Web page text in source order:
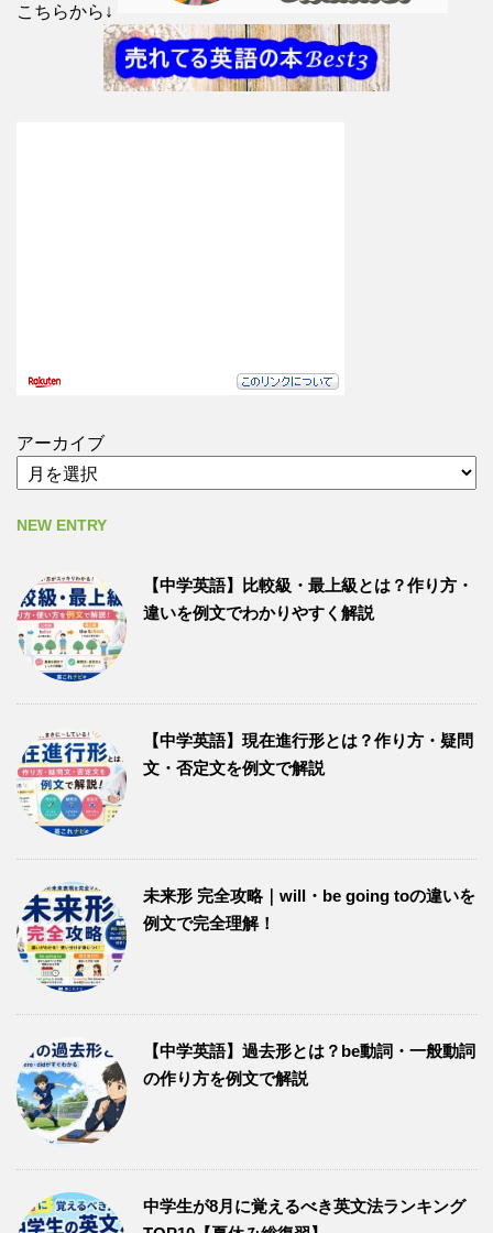
こちらから↓
アーカイブ
NEW ENTRY
【中学英語】比較級・最上級とは？作り方・
違いを例文でわかりやすく解説
【中学英語】現在進行形とは？作り方・疑問
文・否定文を例文で解説
未来形 完全攻略｜will・be going toの違いを
例文で完全理解！
【中学英語】過去形とは？be動詞・一般動詞
の作り方を例文で解説
中学生が8月に覚えるべき英文法ランキング